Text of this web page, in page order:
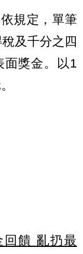
規定，單筆
及千分之四
面獎金。以1
回饋 亂扔最